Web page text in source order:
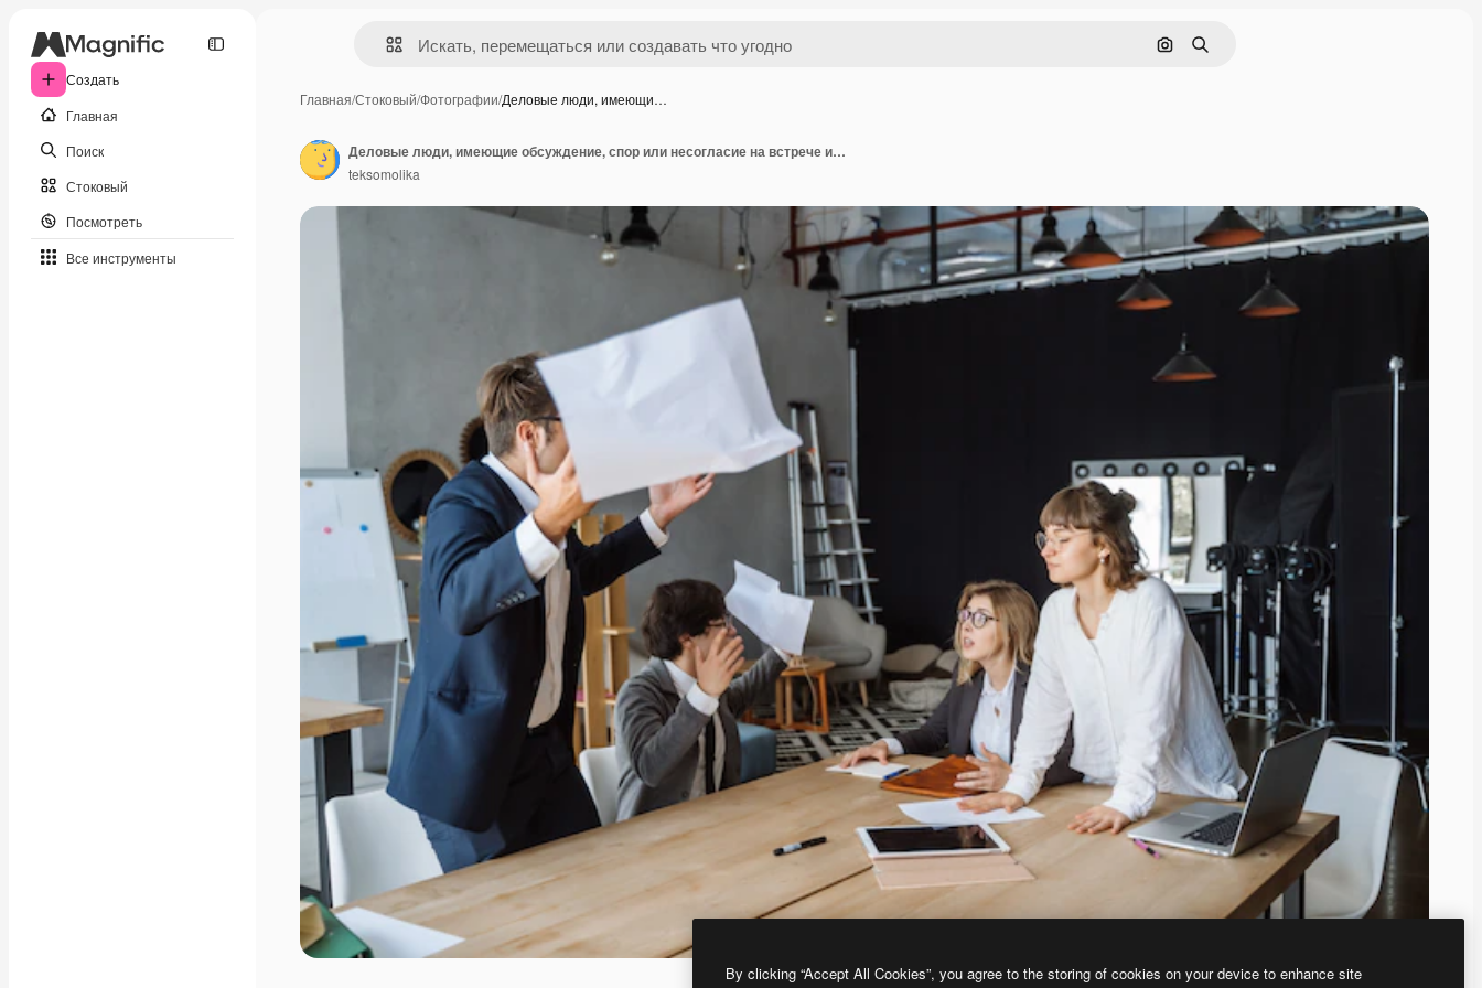
Создать
Главная
Поиск
Стоковый
Посмотреть
Все инструменты
Поиск по изображению
Поиск
Главная/Стоковый/Фотографии/Деловые люди, имеющи…
Деловые люди, имеющие обсуждение, спор или несогласие на встрече или переговорах
teksomolika
By clicking “Accept All Cookies”, you agree to the storing of cookies on your device to enhance site